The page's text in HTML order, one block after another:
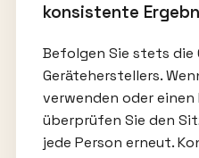
konsistente
Befolgen Sie stets die
Geräteherstellers.
verwenden oder
überprüfen Sie den
jede Person erneut.